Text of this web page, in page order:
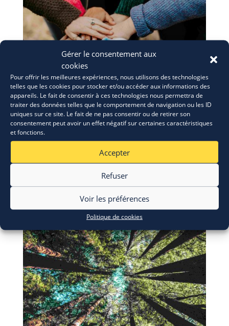
Gérer le consentement aux
cookies
Pour offrir les meilleures expériences, nous utilisons des technologies
telles que les cookies pour stocker et/ou accéder aux informations des
appareils. Le fait de consentir à ces technologies nous permettra de
traiter des données telles que le comportement de navigation ou les ID
uniques sur ce site. Le fait de ne pas consentir ou de retirer son
consentement peut avoir un effet négatif sur certaines caractéristiques
et fonctions.
Accepter
Refuser
Voir les préférences
Politique de cookies
ERASMUS+: appel à candidatures
28 Juil 2026